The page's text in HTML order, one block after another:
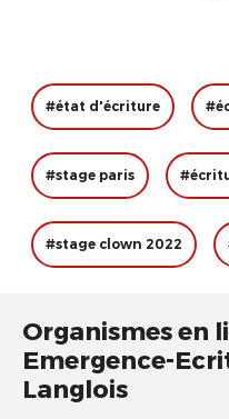
#état d'écriture
#stage paris
#stage clown 2022
Organismes en
Emergence-
Langlois